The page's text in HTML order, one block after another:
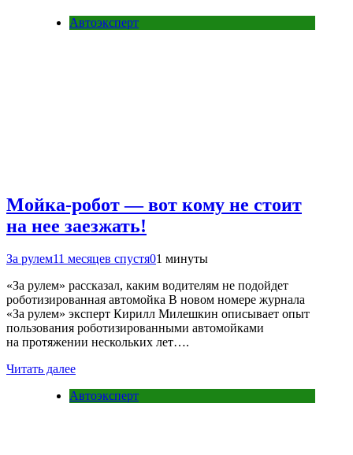
Автоэксперт
Мойка-робот — вот кому не стоит
на нее заезжать!
За рулем11 месяцев спустя01 минуты
«За рулем» рассказал, каким водителям не подойдет
роботизированная автомойка В новом номере журнала
«За рулем» эксперт Кирилл Милешкин описывает опыт
пользования роботизированными автомойками
на протяжении нескольких лет….
Читать далее
Автоэксперт